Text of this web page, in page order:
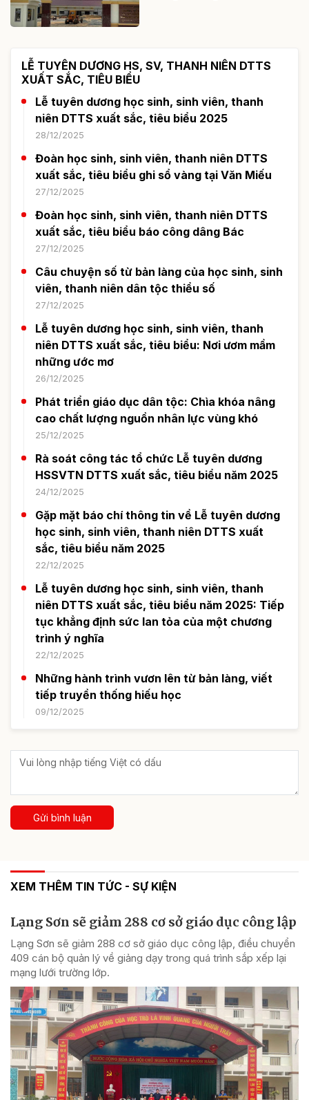
LỄ TUYÊN DƯƠNG HS, SV, THANH NIÊN DTTS
XUẤT SẮC, TIÊU BIỂU
Lễ tuyên dương học sinh, sinh viên, thanh
niên DTTS xuất sắc, tiêu biểu 2025
28/12/2025
Đoàn học sinh, sinh viên, thanh niên DTTS
xuất sắc, tiêu biểu ghi sổ vàng tại Văn Miếu
27/12/2025
Đoàn học sinh, sinh viên, thanh niên DTTS
xuất sắc, tiêu biểu báo công dâng Bác
27/12/2025
Câu chuyện số từ bản làng của học sinh, sinh
viên, thanh niên dân tộc thiểu số
27/12/2025
Lễ tuyên dương học sinh, sinh viên, thanh
niên DTTS xuất sắc, tiêu biểu: Nơi ươm mầm
những ước mơ
26/12/2025
Phát triển giáo dục dân tộc: Chìa khóa nâng
cao chất lượng nguồn nhân lực vùng khó
25/12/2025
Rà soát công tác tổ chức Lễ tuyên dương
HSSVTN DTTS xuất sắc, tiêu biểu năm 2025
24/12/2025
Gặp mặt báo chí thông tin về Lễ tuyên dương
học sinh, sinh viên, thanh niên DTTS xuất
sắc, tiêu biểu năm 2025
22/12/2025
Lễ tuyên dương học sinh, sinh viên, thanh
niên DTTS xuất sắc, tiêu biểu năm 2025: Tiếp
tục khẳng định sức lan tỏa của một chương
trình ý nghĩa
22/12/2025
Những hành trình vươn lên từ bản làng, viết
tiếp truyền thống hiếu học
09/12/2025
Gửi bình luận
XEM THÊM TIN TỨC - SỰ KIỆN
Lạng Sơn sẽ giảm 288 cơ sở giáo dục công lập
Lạng Sơn sẽ giảm 288 cơ sở giáo dục công lập, điều chuyển
409 cán bộ quản lý về giảng dạy trong quá trình sắp xếp lại
mạng lưới trường lớp.